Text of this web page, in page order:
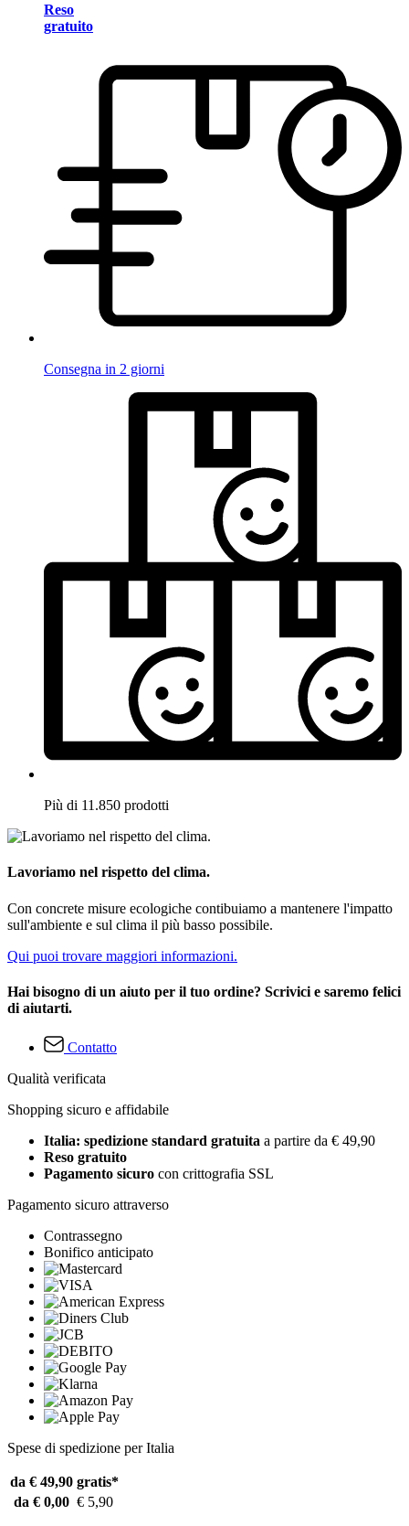
Reso
gratuito
Consegna in 2 giorni
Più di 11.850 prodotti
Lavoriamo nel rispetto del clima.
Con concrete misure ecologiche contibuiamo a mantenere l'impatto
sull'ambiente e sul clima il più basso possibile.
Qui puoi trovare maggiori informazioni.
Hai bisogno di un aiuto per il tuo ordine? Scrivici e saremo felici
di aiutarti.
Contatto
Qualità verificata
Shopping sicuro e affidabile
Italia: spedizione standard gratuita a partire da € 49,90
Reso gratuito
Pagamento sicuro con crittografia SSL
Pagamento sicuro attraverso
Contrassegno
Bonifico anticipato
Spese di spedizione per Italia
da € 49,90 gratis*
da € 0,00 € 5,90